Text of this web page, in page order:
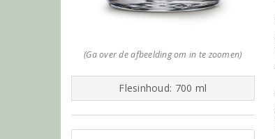
(Ga over de afbeelding om in te zoomen)
Flesinhoud: 700 ml